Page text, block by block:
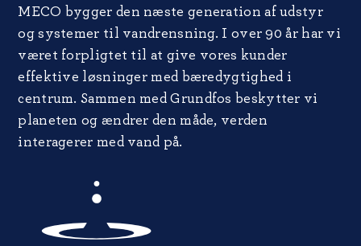
MECO bygger den næste generation af udstyr
og systemer til vandrensning. I over 90 år har vi
været forpligtet til at give vores kunder
effektive løsninger med bæredygtighed i
centrum. Sammen med Grundfos beskytter vi
planeten og ændrer den måde, verden
interagerer med vand på.